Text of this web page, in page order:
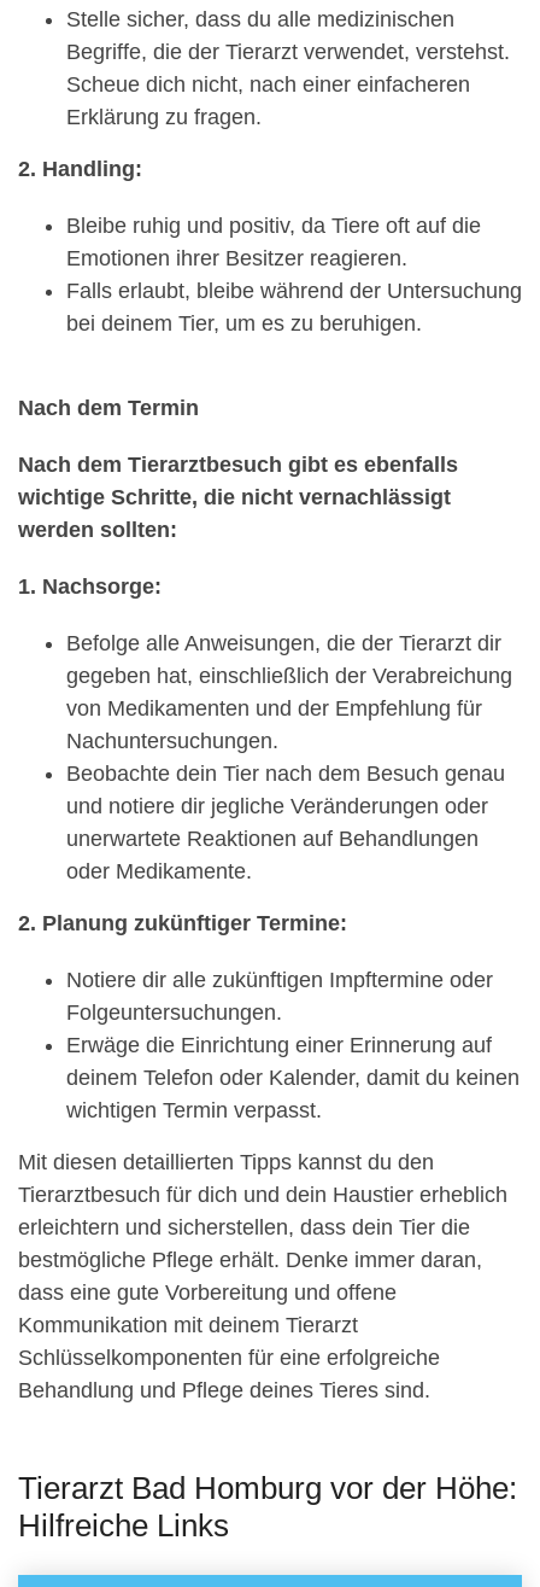
Stelle sicher, dass du alle medizinischen
Begriffe, die der Tierarzt verwendet, verstehst.
Scheue dich nicht, nach einer einfacheren
Erklärung zu fragen.
2. Handling:
Bleibe ruhig und positiv, da Tiere oft auf die
Emotionen ihrer Besitzer reagieren.
Falls erlaubt, bleibe während der Untersuchung
bei deinem Tier, um es zu beruhigen.
Nach dem Termin
Nach dem Tierarztbesuch gibt es ebenfalls
wichtige Schritte, die nicht vernachlässigt
werden sollten:
1. Nachsorge:
Befolge alle Anweisungen, die der Tierarzt dir
gegeben hat, einschließlich der Verabreichung
von Medikamenten und der Empfehlung für
Nachuntersuchungen.
Beobachte dein Tier nach dem Besuch genau
und notiere dir jegliche Veränderungen oder
unerwartete Reaktionen auf Behandlungen
oder Medikamente.
2. Planung zukünftiger Termine:
Notiere dir alle zukünftigen Impftermine oder
Folgeuntersuchungen.
Erwäge die Einrichtung einer Erinnerung auf
deinem Telefon oder Kalender, damit du keinen
wichtigen Termin verpasst.
Mit diesen detaillierten Tipps kannst du den
Tierarztbesuch für dich und dein Haustier erheblich
erleichtern und sicherstellen, dass dein Tier die
bestmögliche Pflege erhält. Denke immer daran,
dass eine gute Vorbereitung und offene
Kommunikation mit deinem Tierarzt
Schlüsselkomponenten für eine erfolgreiche
Behandlung und Pflege deines Tieres sind.
Tierarzt Bad Homburg vor der Höhe:
Hilfreiche Links